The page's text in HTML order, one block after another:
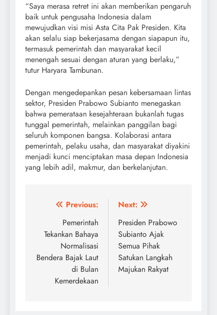
“Saya merasa retret ini akan memberikan pengaruh
baik untuk pengusaha Indonesia dalam
mewujudkan visi misi Asta Cita Pak Presiden. Kita
akan selalu siap bekerjasama dengan siapapun itu,
termasuk pemerintah dan masyarakat kecil
menengah sesuai dengan aturan yang berlaku,”
tutur Haryara Tambunan.
Dengan mengedepankan pesan kebersamaan lintas
sektor, Presiden Prabowo Subianto menegaskan
bahwa pemerataan kesejahteraan bukanlah tugas
tunggal pemerintah, melainkan panggilan bagi
seluruh komponen bangsa. Kolaborasi antara
pemerintah, pelaku usaha, dan masyarakat diyakini
menjadi kunci menciptakan masa depan Indonesia
yang lebih adil, makmur, dan berkelanjutan.
Post
navigation
Previous:
Pemerintah
Tekankan Bahaya
Normalisasi
Bendera Bajak Laut
di Bulan
Kemerdekaan
Next:
Presiden Prabowo
Subianto Ajak
Semua Pihak
Satukan Langkah
Majukan Rakyat